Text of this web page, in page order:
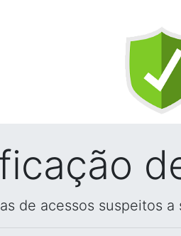
de acessos suspeitos